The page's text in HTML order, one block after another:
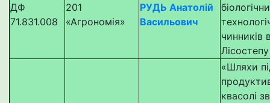
ДФ
71.831.008
201
«Агрономія»
РУДЬ Анатолій
Васильович
чинників
«Шляхи
квасолі